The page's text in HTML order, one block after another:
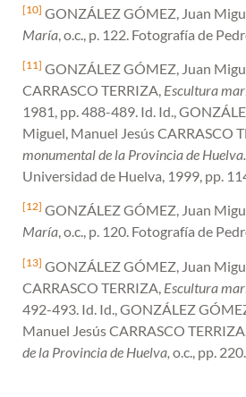
[10] GONZÁLEZ GÓMEZ, Juan
María , o.c., p. 122. Fotografía de
[11] GONZÁLEZ GÓMEZ, Juan
CARRASCO TERRIZA, Escultura
1981, pp. 488-489. Id. Id.,
Miguel, Manuel Jesús CARRASCO
monumental de la Provincia de Huelva.
Universidad de Huelva, 1999, pp.
[12] GONZÁLEZ GÓMEZ, Juan
María, o.c., p. 120. Fotografía de
[13] GONZÁLEZ GÓMEZ, Juan
CARRASCO TERRIZA, Escultura
492-493. Id. Id., GONZÁLEZ
Manuel Jesús CARRASCO
de la Provincia de Huelva, o.c., pp. 220.